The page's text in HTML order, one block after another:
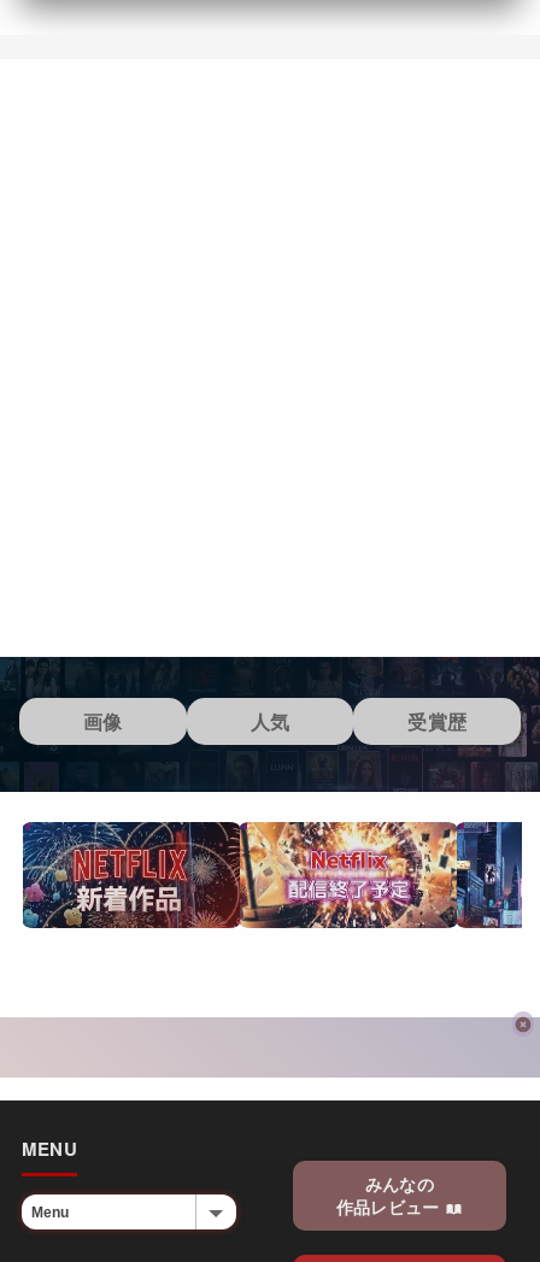
画像 人気 受賞歴
MENU
みんなの
作品レビュー